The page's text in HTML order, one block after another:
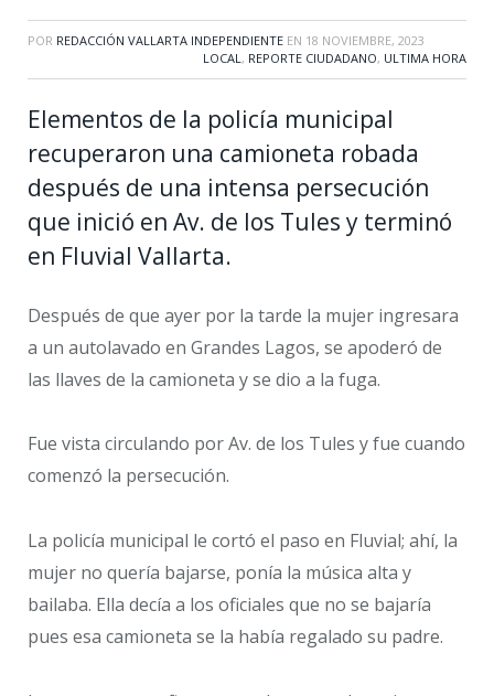
POR REDACCIÓN VALLARTA INDEPENDIENTE EN 18 NOVIEMBRE, 2023
LOCAL , REPORTE CIUDADANO, ULTIMA HORA
Elementos de la policía municipal
recuperaron una camioneta robada
después de una intensa persecución
que inició en Av. de los Tules y terminó
en Fluvial Vallarta.
Después de que ayer por la tarde la mujer ingresara
a un autolavado en Grandes Lagos, se apoderó de
las llaves de la camioneta y se dio a la fuga.
Fue vista circulando por Av. de los Tules y fue cuando
comenzó la persecución.
La policía municipal le cortó el paso en Fluvial; ahí, la
mujer no quería bajarse, ponía la música alta y
bailaba. Ella decía a los oficiales que no se bajaría
pues esa camioneta se la había regalado su padre.